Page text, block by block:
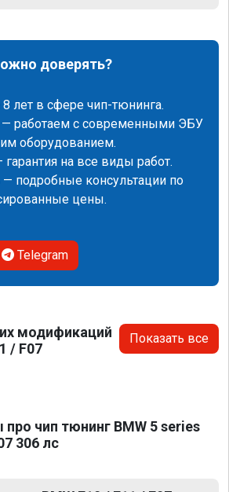
доверять?
лет в сфере чип-тюнинга.
— работаем с современными ЭБУ
оборудованием.
на все виды работ.
— подробные консультации по
цены.
Telegram
модификаций
/ F07
Показать все
чип тюнинг BMW 5 series
306 лс